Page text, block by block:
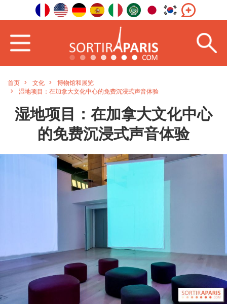
首页 文化
博物馆和展览
湿地项目：在加拿大文化中心的免费沉浸式声音体验
湿地项目：在加拿大文化中心
的免费沉浸式声音体验